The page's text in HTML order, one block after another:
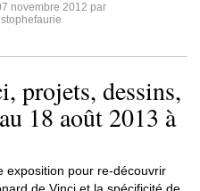
novembre 2012 par
projets, dessins,
18 août 2013 à
exposition pour re-découvrir